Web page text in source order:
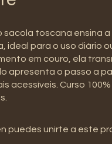
sacola toscana ensina
ideal para o uso diário
em couro, ela
apresenta o passo a
acessíveis. Curso
puedes unirte a este